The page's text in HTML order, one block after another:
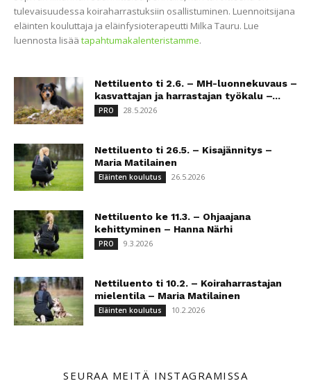
tulevaisuudessa koiraharrastuksiin osallistuminen. Luennoitsijana
eläinten kouluttaja ja eläinfysioterapeutti Milka Tauru. Lue
luennosta lisää tapahtumakalenteristamme.
Nettiluento ti 2.6. – MH-luonnekuvaus –
kasvattajan ja harrastajan työkalu –...
PRO 28.5.2026
Nettiluento ti 26.5. – Kisajännitys –
Maria Matilainen
Eläinten koulutus 26.5.2026
Nettiluento ke 11.3. – Ohjaajana
kehittyminen – Hanna Närhi
PRO 9.3.2026
Nettiluento ti 10.2. – Koiraharrastajan
mielentila – Maria Matilainen
Eläinten koulutus 10.2.2026
SEURAA MEITÄ INSTAGRAMISSA